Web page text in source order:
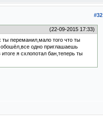
#32
(22-09-2015 17:33)
переманил,мало того что ты
одно приглашаешь
я схлопотал бан,теперь ты